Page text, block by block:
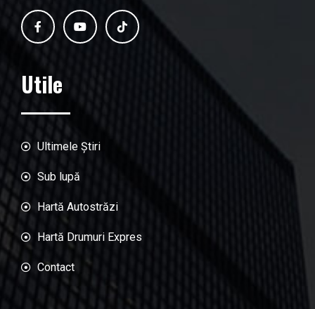
Utile
Ultimele Știri
Sub lupă
Hartă Autostrăzi
Hartă Drumuri Expres
Contact